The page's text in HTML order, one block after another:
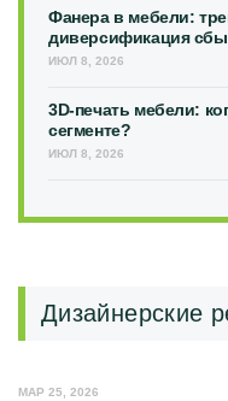
Фанера в мебели:
диверсификация
ИЮЛ 8, 2026
3D-печать мебели:
сегменте?
ИЮЛ 8, 2026
Дизайнерские
МАР 25, 2026